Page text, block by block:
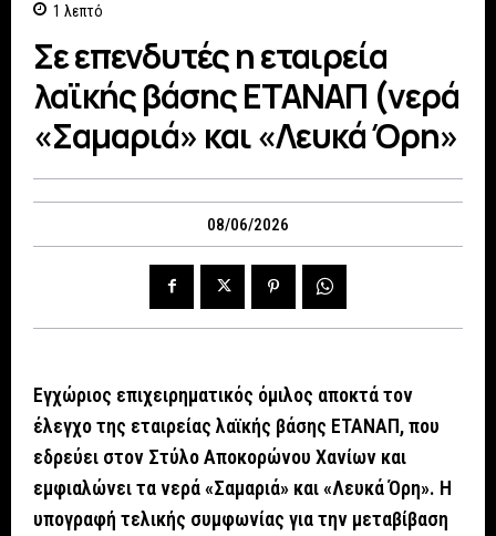
1 λεπτό
Σε επενδυτές η εταιρεία
λαϊκής βάσης ΕΤΑΝΑΠ (νερά
«Σαμαριά» και «Λευκά Όρη»
08/06/2026
Εγχώριος επιχειρηματικός όμιλος αποκτά τον
έλεγχο της εταιρείας λαϊκής βάσης ΕΤΑΝΑΠ, που
εδρεύει στον Στύλο Αποκορώνου Χανίων και
εμφιαλώνει τα νερά «Σαμαριά» και «Λευκά Όρη». Η
υπογραφή τελικής συμφωνίας για την μεταβίβαση